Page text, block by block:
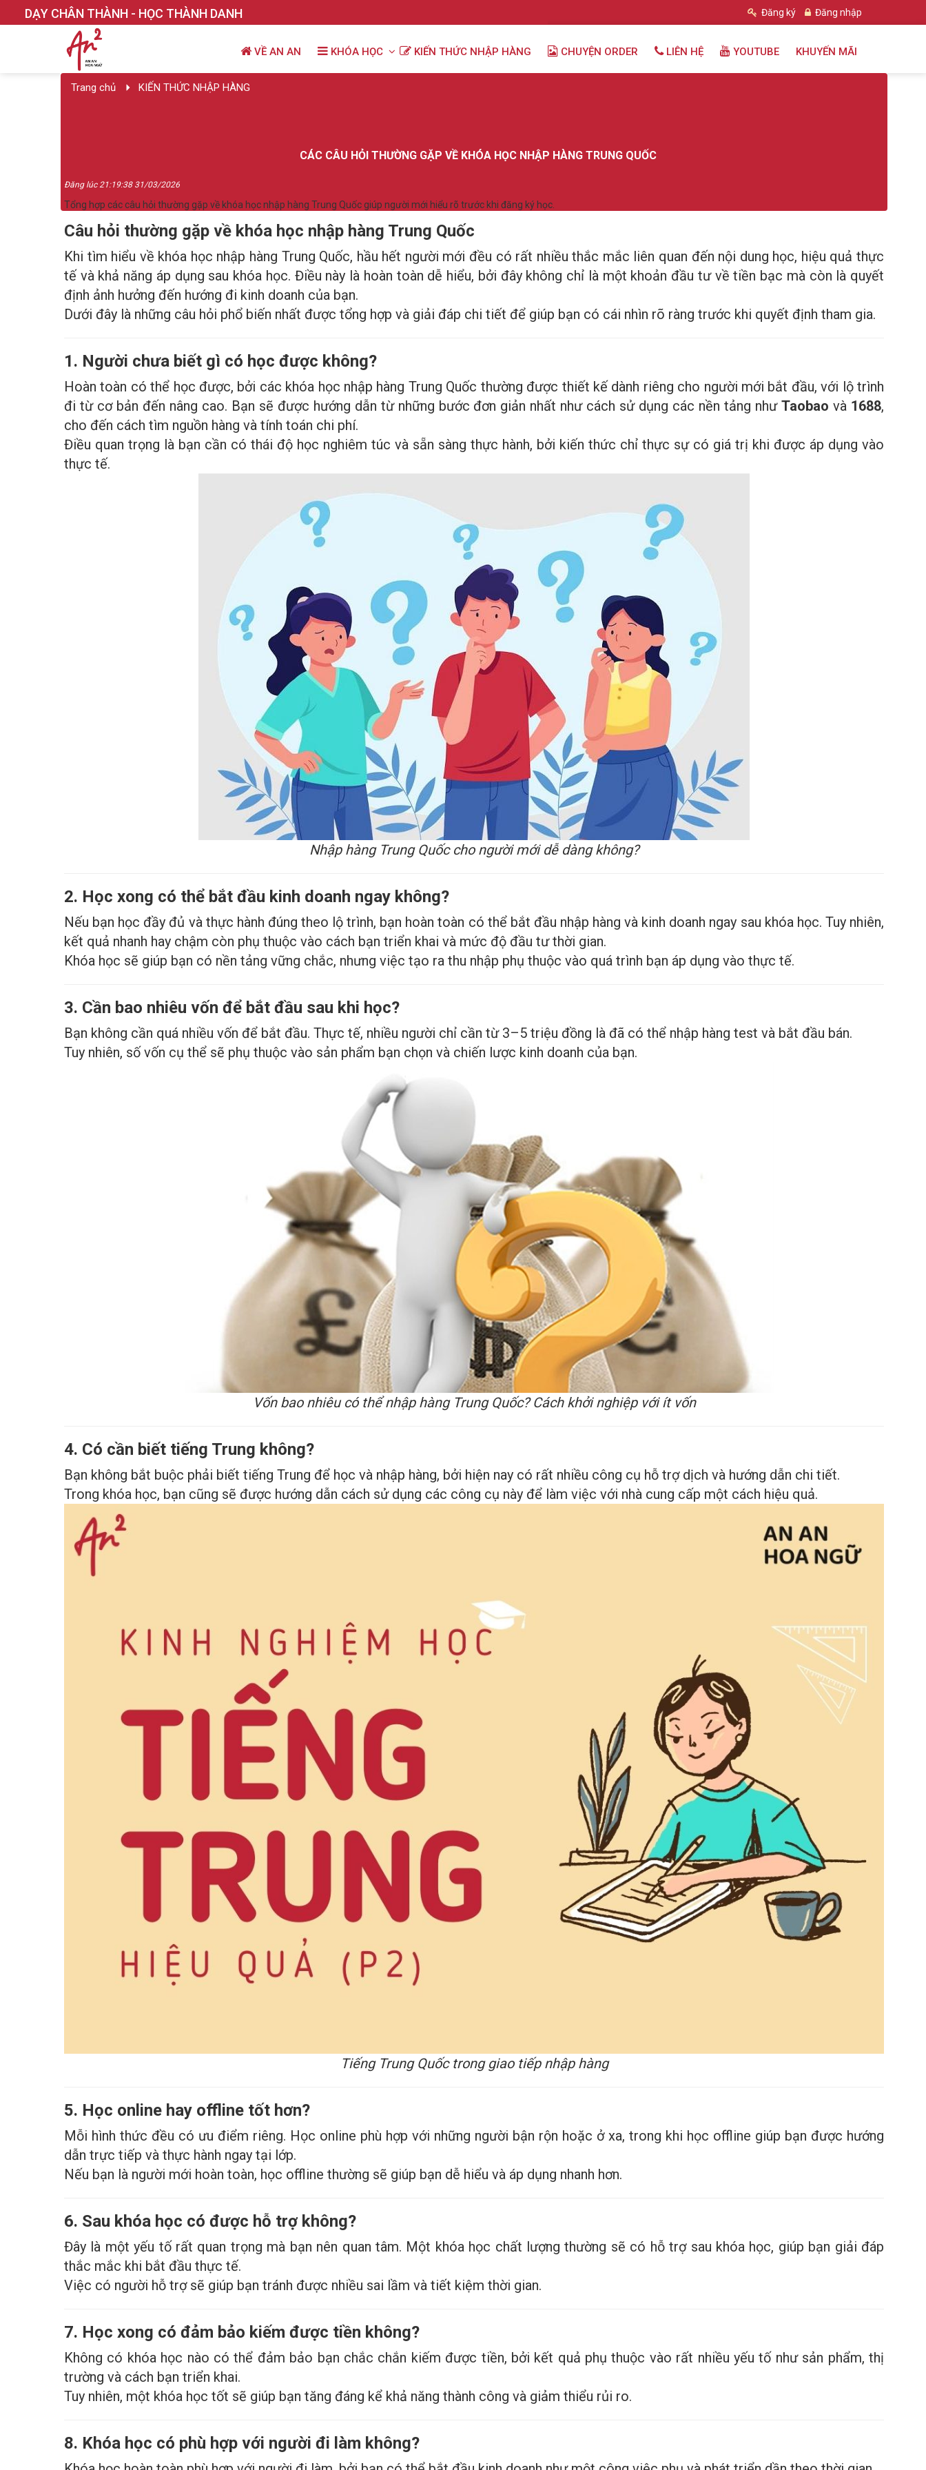
DẠY CHÂN THÀNH - HỌC THÀNH DANH Đăng ký Đăng nhập
VỀ AN AN KHÓA HỌC KIẾN THỨC NHẬP HÀNG CHUYỆN ORDER LIÊN HỆ YOUTUBE KHUYẾN MÃI
Trang chủ KIẾN THỨC NHẬP HÀNG
CÁC CÂU HỎI THƯỜNG GẶP VỀ KHÓA HỌC NHẬP HÀNG TRUNG QUỐC
Đăng lúc 21:19:38 31/03/2026
Tổng hợp các câu hỏi thường gặp về khóa học nhập hàng Trung Quốc giúp người mới hiểu rõ trước khi đăng ký học.
Câu hỏi thường gặp về khóa học nhập hàng Trung Quốc
Khi tìm hiểu về khóa học nhập hàng Trung Quốc, hầu hết người mới đều có rất nhiều thắc mắc liên quan đến nội dung học, hiệu quả thực
tế và khả năng áp dụng sau khóa học. Điều này là hoàn toàn dễ hiểu, bởi đây không chỉ là một khoản đầu tư về tiền bạc mà còn là quyết
định ảnh hưởng đến hướng đi kinh doanh của bạn.
Dưới đây là những câu hỏi phổ biến nhất được tổng hợp và giải đáp chi tiết để giúp bạn có cái nhìn rõ ràng trước khi quyết định tham gia.
1. Người chưa biết gì có học được không?
Hoàn toàn có thể học được, bởi các khóa học nhập hàng Trung Quốc thường được thiết kế dành riêng cho người mới bắt đầu, với lộ trình
đi từ cơ bản đến nâng cao. Bạn sẽ được hướng dẫn từ những bước đơn giản nhất như cách sử dụng các nền tảng nhưTaobao và 1688,
cho đến cách tìm nguồn hàng và tính toán chi phí.
Điều quan trọng là bạn cần có thái độ học nghiêm túc và sẵn sàng thực hành, bởi kiến thức chỉ thực sự có giá trị khi được áp dụng vào
thực tế.
Nhập hàng Trung Quốc cho người mới dễ dàng không?
2. Học xong có thể bắt đầu kinh doanh ngay không?
Nếu bạn học đầy đủ và thực hành đúng theo lộ trình, bạn hoàn toàn có thể bắt đầu nhập hàng và kinh doanh ngay sau khóa học. Tuy nhiên,
kết quả nhanh hay chậm còn phụ thuộc vào cách bạn triển khai và mức độ đầu tư thời gian.
Khóa học sẽ giúp bạn có nền tảng vững chắc, nhưng việc tạo ra thu nhập phụ thuộc vào quá trình bạn áp dụng vào thực tế.
3. Cần bao nhiêu vốn để bắt đầu sau khi học?
Bạn không cần quá nhiều vốn để bắt đầu. Thực tế, nhiều người chỉ cần từ 3–5 triệu đồng là đã có thể nhập hàng test và bắt đầu bán.
Tuy nhiên, số vốn cụ thể sẽ phụ thuộc vào sản phẩm bạn chọn và chiến lược kinh doanh của bạn.
Vốn bao nhiêu có thể nhập hàng Trung Quốc? Cách khởi nghiệp với ít vốn
4. Có cần biết tiếng Trung không?
Bạn không bắt buộc phải biết tiếng Trung để học và nhập hàng, bởi hiện nay có rất nhiều công cụ hỗ trợ dịch và hướng dẫn chi tiết.
Trong khóa học, bạn cũng sẽ được hướng dẫn cách sử dụng các công cụ này để làm việc với nhà cung cấp một cách hiệu quả.
Tiếng Trung Quốc trong giao tiếp nhập hàng
5. Học online hay offline tốt hơn?
Mỗi hình thức đều có ưu điểm riêng. Học online phù hợp với những người bận rộn hoặc ở xa, trong khi học offline giúp bạn được hướng
dẫn trực tiếp và thực hành ngay tại lớp.
Nếu bạn là người mới hoàn toàn, học offline thường sẽ giúp bạn dễ hiểu và áp dụng nhanh hơn.
6. Sau khóa học có được hỗ trợ không?
Đây là một yếu tố rất quan trọng mà bạn nên quan tâm. Một khóa học chất lượng thường sẽ có hỗ trợ sau khóa học, giúp bạn giải đáp
thắc mắc khi bắt đầu thực tế.
Việc có người hỗ trợ sẽ giúp bạn tránh được nhiều sai lầm và tiết kiệm thời gian.
7. Học xong có đảm bảo kiếm được tiền không?
Không có khóa học nào có thể đảm bảo bạn chắc chắn kiếm được tiền, bởi kết quả phụ thuộc vào rất nhiều yếu tố như sản phẩm, thị
trường và cách bạn triển khai.
Tuy nhiên, một khóa học tốt sẽ giúp bạn tăng đáng kể khả năng thành công và giảm thiểu rủi ro.
8. Khóa học có phù hợp với người đi làm không?